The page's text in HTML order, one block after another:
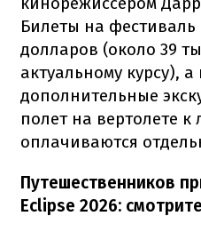
Билеты на фестиваль
долларов (около 39
актуальному курсу),
дополнительные
полет на вертолете
оплачиваются
Путешественников
Eclipse 2026: